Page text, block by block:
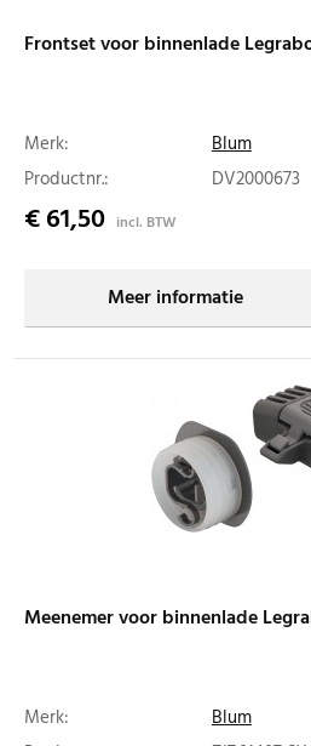
Frontset voor binnenlade
Merk:
Blum
Productnr.:
DV2000673
€ 61,50 incl. BTW
Meer informatie
Meenemer voor binnenlade
Merk:
Blum